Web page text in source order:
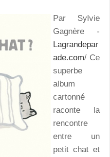
Par Sylvie
Gagnère -
Lagrandepar
ade.com/ Ce
superbe
album
cartonné
raconte la
rencontre
entre un
petit chat et